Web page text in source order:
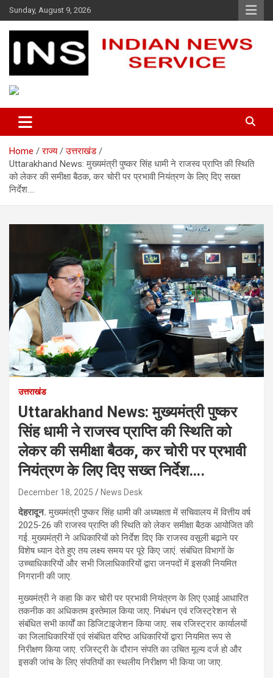
Skip
to
content
Sunday, August 9, 2026
Indian News Service
Home राज्य
उत्तराखंड
Uttarakhand News: मुख्यमंत्री पुष्कर सिंह धामी ने राजस्व प्राप्ति की स्थिति
को लेकर की समीक्षा बैठक, कर चोरी पर प्रभावी नियंत्रण के लिए दिए सख्त
निर्देश….
उत्तराखंड
Uttarakhand News: मुख्यमंत्री पुष्कर
सिंह धामी ने राजस्व प्राप्ति की स्थिति को
लेकर की समीक्षा बैठक, कर चोरी पर प्रभावी
नियंत्रण के लिए दिए सख्त निर्देश….
December 18, 2025 News Desk
देहरादून.मुख्यमंत्री पुष्कर सिंह धामी की अध्यक्षता में सचिवालय में वित्तीय वर्ष
2025-26 की राजस्व प्राप्ति की स्थिति को लेकर समीक्षा बैठक आयोजित की
गई. मुख्यमंत्री ने अधिकारियों को निर्देश दिए कि राजस्व वसूली बढ़ाने पर
विशेष ध्यान देते हुए तय लक्ष्य समय पर पूरे किए जाएं. संबंधित विभागों के
उच्चाधिकारियों और सभी जिलाधिकारियों द्वारा जनपदों में इसकी नियमित
निगरानी की जाए.
मुख्यमंत्री ने कहा कि कर चोरी पर प्रभावी नियंत्रण के लिए एआई आधारित
तकनीक का अधिकतम इस्तेमाल किया जाए. निबंधन एवं रजिस्ट्रेशन से
संबंधित सभी कार्यों का डिजिटाइजेशन किया जाए. सब रजिस्ट्रार कार्यालयों
का जिलाधिकारियों एवं संबंधित वरिष्ठ अधिकारियों द्वारा नियमित रूप से
निरीक्षण किया जाए. रजिस्ट्री के दौरान संपति का उचित मूल्य दर्ज हो और
इसकी जांच के लिए संपतियों का स्थलीय निरीक्षण भी किया जा जाए.